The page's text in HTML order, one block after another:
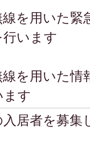
を用いた緊
います
を用いた情
ます
居者を募集